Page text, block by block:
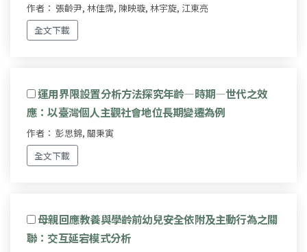
作者： 張齡尹, 林佳霈, 陳映璇, 林宇旋, 江東亮
全文下載
運用界限設置分析方法探究年齡—時期—世代之效
應：以臺灣個人主觀社會地位長期變遷為例
作者： 彭思錦, 關秉寅
全文下載
母親回應教養與學齡前幼兒安全依附及主動行為之關
聯：交互延宕模式分析